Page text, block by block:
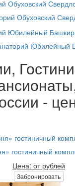
Обуховский
Юбилейный
-
гостиничный
Цена: от рублей
Забронировать